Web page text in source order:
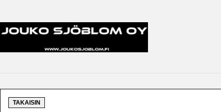
TAKAISIN